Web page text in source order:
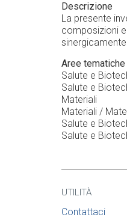
Descrizione
La presente
composizioni
Aree tematiche
Salute e
Salute e
Materiali
Materiali /
Salute e
Salute e
UTILITÀ
Contattaci